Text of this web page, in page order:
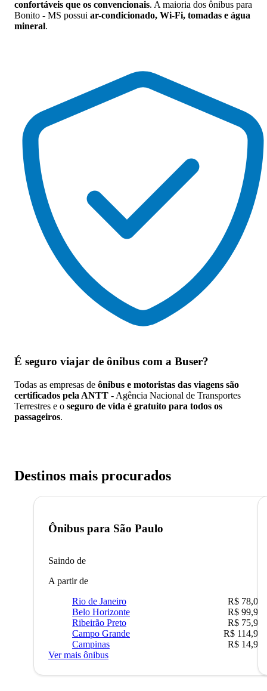
confortáveis que os convencionais. A maioria dos ônibus para
Bonito - MS possui ar-condicionado, Wi-Fi, tomadas e água
mineral.
É seguro viajar de ônibus com a Buser?
Todas as empresas de ônibus e motoristas das viagens são
certificados pela ANTT - Agência Nacional de Transportes
Terrestres e o seguro de vida é gratuito para todos os
passageiros.
Destinos mais procurados
Ônibus para São Paulo
Saindo de
A partir de
Rio de Janeiro
R$ 78,02
Belo Horizonte
R$ 99,95
Ribeirão Preto
R$ 75,90
Campo Grande
R$ 114,90
Campinas
R$ 14,90
Ver mais ônibus